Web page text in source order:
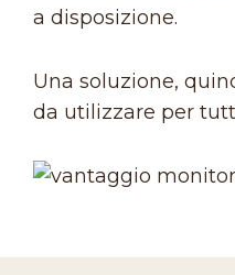
a disposizione.
Una soluzione,
da utilizzare per